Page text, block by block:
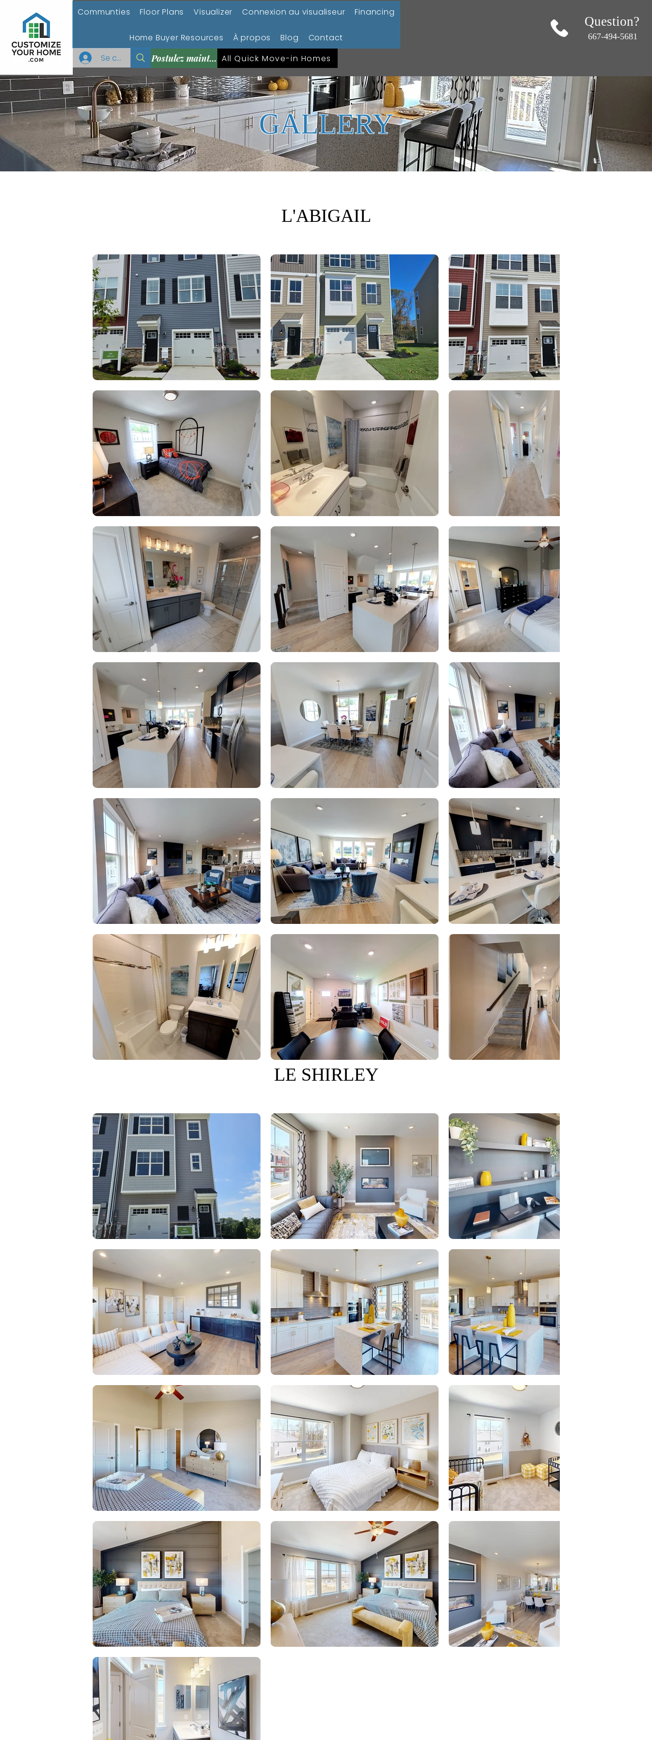
Communties Floor Plans Visualizer Connexion au visualiseur Financing
Home Buyer Resources À propos Blog
Contact
Se connecter
Postulez maintenant All Quick Move-in Homes
Question?
667-494-5681
GALLERY
L'ABIGAIL
LE SHIRLEY